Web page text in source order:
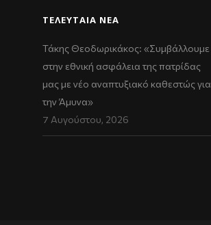
ΤΕΛΕΥΤΑΊΑ ΝΈΑ
Τάκης Θεοδωρικάκος: «Συμβάλλουμε
στην εθνική ασφάλεια της πατρίδας
μας με νέο αναπτυξιακό καθεστώς για
την Άμυνα»
7 Αυγούστου, 2026